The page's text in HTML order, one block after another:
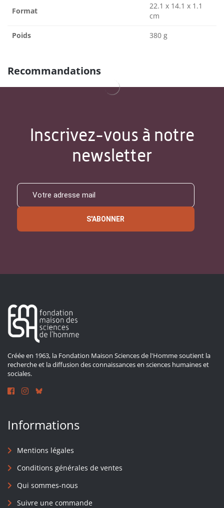
Format
22.1 x 14.1 x 1.1
cm
Poids 380 g
Recommandations
Inscrivez-vous à notre
newsletter
S'ABONNER
Créée en 1963, la Fondation Maison Sciences de l'Homme soutient la
recherche et la diffusion des connaissances en sciences humaines et
sociales.
Informations
Mentions légales
Conditions générales de ventes
Qui sommes-nous
Suivre une commande